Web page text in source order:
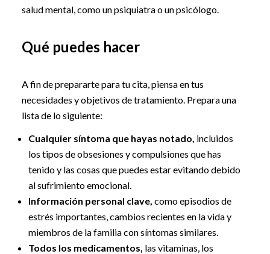
salud mental, como un psiquiatra o un psicólogo.
Qué puedes hacer
A fin de prepararte para tu cita, piensa en tus
necesidades y objetivos de tratamiento. Prepara una
lista de lo siguiente:
Cualquier síntoma que hayas notado, incluidos
los tipos de obsesiones y compulsiones que has
tenido y las cosas que puedes estar evitando debido
al sufrimiento emocional.
Información personal clave, como episodios de
estrés importantes, cambios recientes en la vida y
miembros de la familia con síntomas similares.
Todos los medicamentos, las vitaminas, los